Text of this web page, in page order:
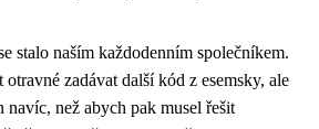
stalo naším každodenním společníkem.
otravné zadávat další kód z esemsky, ale
navíc, než abych pak musel řešit